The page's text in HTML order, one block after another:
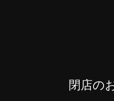
閉店の